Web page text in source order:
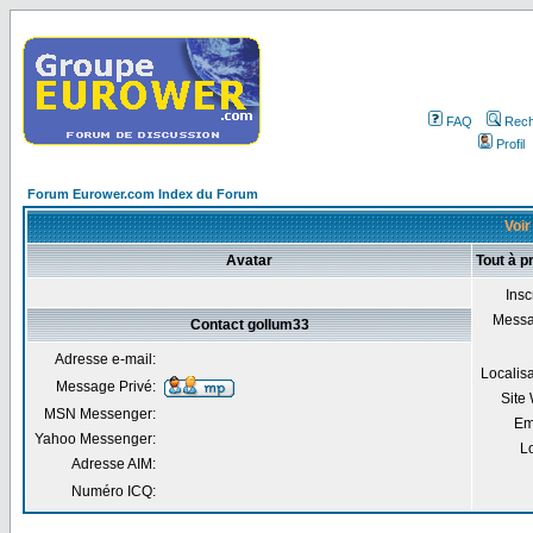
FAQ
Profil
Forum Eurower.com Index du Forum
Avatar Tout à
Site
Contact gollum33
Adresse e-mail:
Message Privé:
MSN Messenger:
Yahoo Messenger:
Adresse AIM:
Numéro ICQ: